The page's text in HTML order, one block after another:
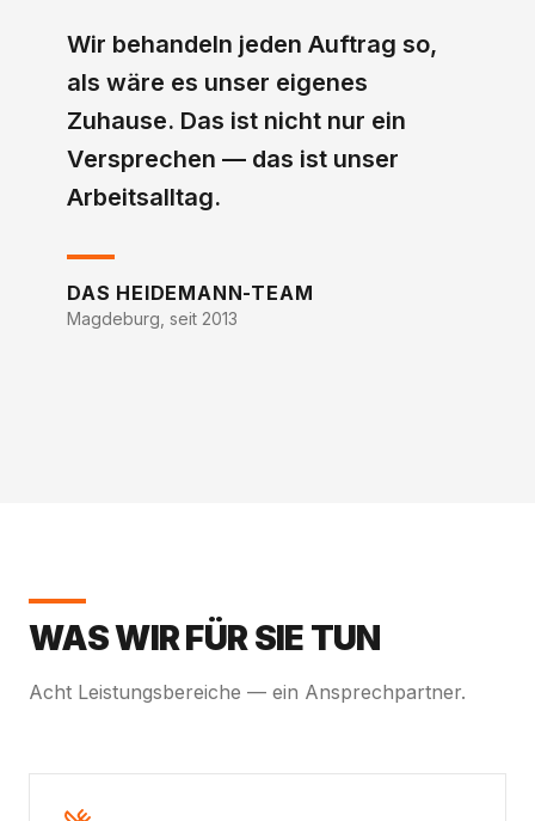
Wir behandeln jeden Auftrag so,
als wäre es unser eigenes
Zuhause. Das ist nicht nur ein
Versprechen — das ist unser
Arbeitsalltag.
DAS HEIDEMANN-TEAM
Magdeburg, seit 2013
WAS WIR FÜR SIE TUN
Acht Leistungsbereiche — ein Ansprechpartner.